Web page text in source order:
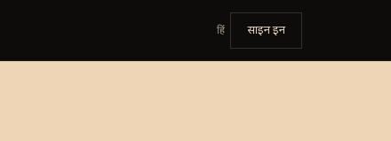
हिं साइन इन